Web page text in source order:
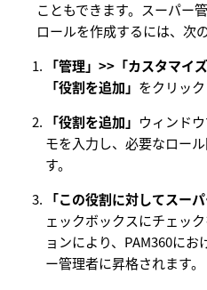
こともできます。スーパー
ロールを作成するには、次
「管理」>>「カスタマイ
「役割を追加」 をクリック
「役割を追加」 ウィンド
モを入力し、必要なロー
す。
「この役割に対してスー
ェックボックスにチェッ
ョンにより、PAM360に
ー管理者に昇格されます。